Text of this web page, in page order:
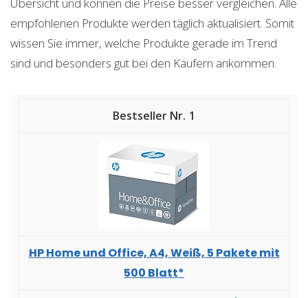
empfohlenen Produkte werden täglich aktualisiert. Somit
wissen Sie immer, welche Produkte gerade im Trend
sind und besonders gut bei den Käufern ankommen.
1
HP Home und Office, A4, Weiß, 5 Pakete mit
500 Blatt*